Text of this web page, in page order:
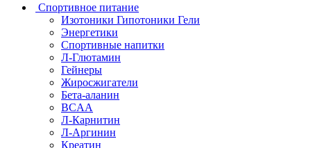
Спортивное питание
Изотоники Гипотоники Гели
Энергетики
Спортивные напитки
Л-Глютамин
Гейнеры
Жиросжигатели
Бета-аланин
BCAA
Л-Карнитин
Л-Аргинин
Креатин